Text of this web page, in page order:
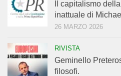
Il capitalismo
inattuale di
26 MARZO 2026
RIVISTA
Geminello
filosofi.